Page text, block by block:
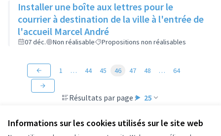
Informations sur les cookies utilisés sur le site web
Installer une boîte aux lettres pour le
courrier à destination de la ville à l'entrée de
l'accueil Marcel André
07 déc. Non réalisable Propositions non réalisables
Résultats par page : 25
1 … 44 45 46 47 48 … 64